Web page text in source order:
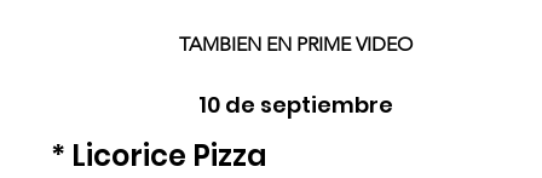
TAMBIEN EN PRIME VIDEO
10 de septiembre
* Licorice Pizza